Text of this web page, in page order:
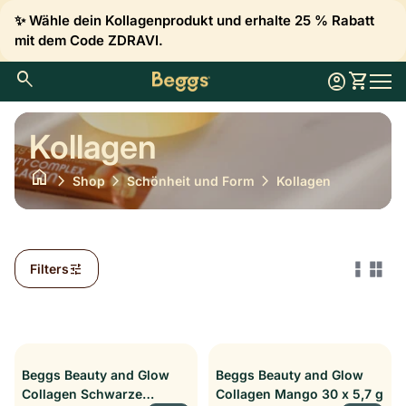
✨ Wähle dein Kollagenprodukt und erhalte 25 % Rabatt
mit dem Code ZDRAVI.
search Startseite Konto
account_circle Meinen
shopping_cart
Kollagen
homechevron_rightShopchevron_rightSchönheit und Form chevron_right Kollagen
Filterstune
Beggs Beauty and Glow
Collagen Schwarze
Beggs Beauty and Glow
Collagen Mango 30 x 5,7 g